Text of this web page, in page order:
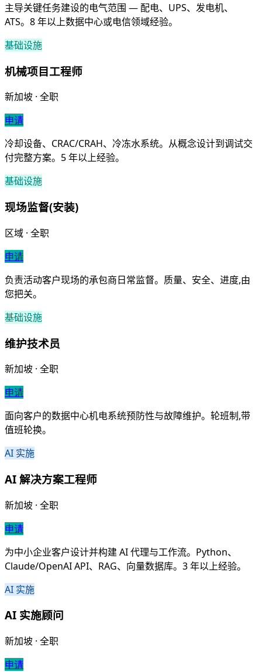
主导关键任务建设的电气范围 — 配电、UPS、发电机、
ATS。8 年以上数据中心或电信领域经验。
基础设施
机械项目工程师
新加坡 · 全职
申请
冷却设备、CRAC/CRAH、冷冻水系统。从概念设计到调试交
付完整方案。5 年以上经验。
基础设施
现场监督(安装)
区域 · 全职
申请
负责活动客户现场的承包商日常监督。质量、安全、进度,由
您把关。
基础设施
维护技术员
新加坡 · 全职
申请
面向客户的数据中心机电系统预防性与故障维护。轮班制,带
值班轮换。
AI 实施
AI 解决方案工程师
新加坡 · 全职
申请
为中小企业客户设计并构建 AI 代理与工作流。Python、
Claude/OpenAI API、RAG、向量数据库。3 年以上经验。
AI 实施
AI 实施顾问
新加坡 · 全职
申请